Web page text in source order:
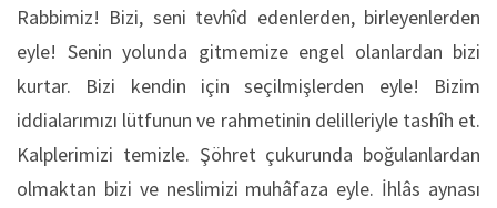
Rabbimiz! Bizi, seni tevhîd edenlerden, birleyenlerden
eyle! Senin yolunda gitmemize engel olanlardan bizi
kurtar. Bizi kendin için seçilmişlerden eyle! Bizim
iddialarımızı lütfunun ve rahmetinin delilleriyle tashîh et.
Kalplerimizi temizle. Şöhret çukurunda boğulanlardan
olmaktan bizi ve neslimizi muhâfaza eyle. İhlâs aynası